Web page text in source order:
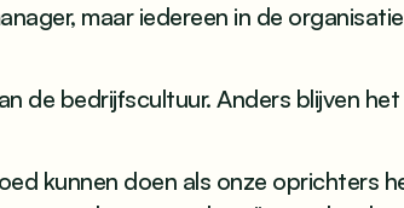
maar iedereen in de
de bedrijfscultuur. Anders blijven
kunnen doen als onze oprichters